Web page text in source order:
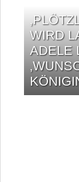
WIRD
ADELE